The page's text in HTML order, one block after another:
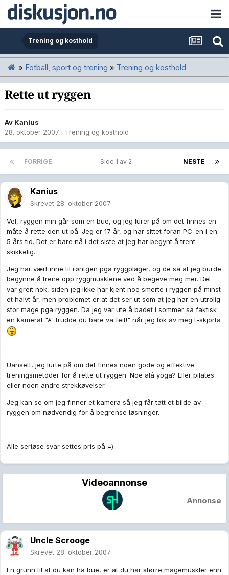
Trening og kosthold
» Fotball, sport og trening » Trening og kosthold
Rette ut ryggen
Av Kanius
28. oktober 2007 i Trening og kosthold
FORRIGE NESTE
Side 1 av 2
Kanius
Skrevet 28. oktober 2007
Vel, ryggen min går som en bue, og jeg lurer på om det finnes en
måte å rette den ut på. Jeg er 17 år, og har sittet foran PC-en i en
5 års tid. Det er bare nå i det siste at jeg har begynt å trent
skikkelig.
Jeg har vært inne til røntgen pga ryggplager, og de sa at jeg burde
begynne å trene opp ryggmusklene ved å begeve meg mer. Det
var greit nok, siden jeg ikke har kjent noe smerte i ryggen på minst
et halvt år, men problemet er at det ser ut som at jeg har en utrolig
stor mage pga ryggen. Da jeg var ute å badet i sommer sa faktisk
en kamerat "Æ trudde du bare va feit!" når jeg tok av meg t-skjorta
Uansett, jeg lurte på om det finnes noen gode og effektive
treningsmetoder for å rette ut ryggen. Noe alá yoga? Eller pilates
eller noen andre strekkøvelser.
Jeg kan se om jeg finner et kamera så jeg får tatt et bilde av
ryggen om nødvendig for å begrense løsninger.
Alle seriøse svar settes pris på =)
Videoannonse
Annonse
Uncle Scrooge
Skrevet 28. oktober 2007
En grunn til at du kan ha bue, er at du har større magemuskler enn